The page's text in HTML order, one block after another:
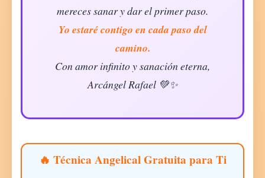
mereces sanar y dar el primer paso.
Yo estaré contigo en cada paso del
camino.
Con amor infinito y sanación eterna,
Arcángel Rafael 💚✨
🔥 Técnica Angelical Gratuita para Ti